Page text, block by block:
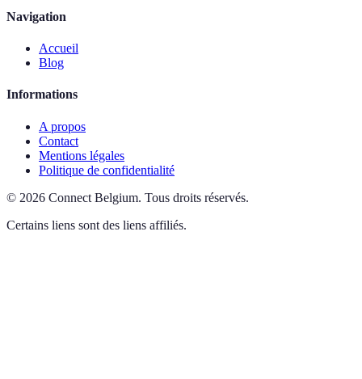
Navigation
Accueil
Blog
Informations
A propos
Contact
Mentions légales
Politique de confidentialité
© 2026 Connect Belgium. Tous droits réservés.
Certains liens sont des liens affiliés.